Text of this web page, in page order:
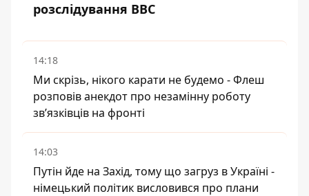
розслідування BBC
14:18
Ми скрізь, нікого карати не будемо - Флеш
розповів анекдот про незамінну роботу
зв’язківців на фронті
14:03
Путін йде на Захід, тому що загруз в Україні -
німецький політик висловився про плани